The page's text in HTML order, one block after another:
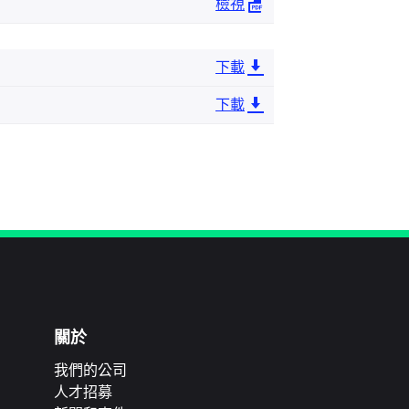
檢視
下載
下載
關於
我們的公司
人才招募